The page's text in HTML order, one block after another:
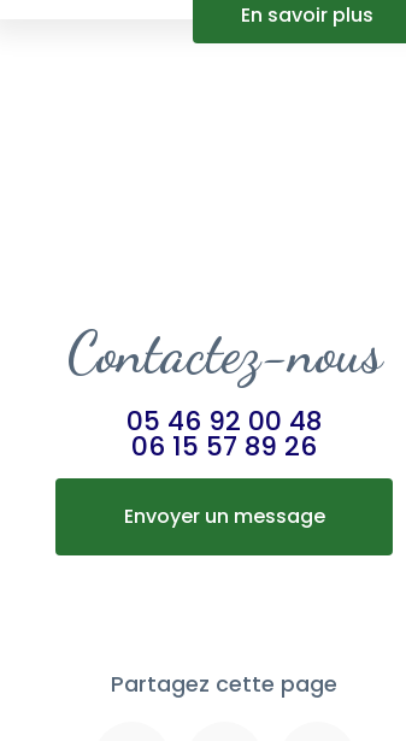
En savoir plus
Contactez-nous
05 46 92 00 48
06 15 57 89 26
Envoyer un message
Partagez cette page